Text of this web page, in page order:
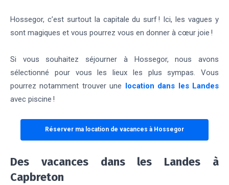
Hossegor, c’est surtout la capitale du surf ! Ici, les vagues y
sont magiques et vous pourrez vous en donner à cœur joie !
Si vous souhaitez séjourner à Hossegor, nous avons
sélectionné pour vous les lieux les plus sympas. Vous
pourrez notamment trouver une location dans les Landes
avec piscine !
Réserver ma location de vacances à Hossegor
Des vacances dans les Landes à
Capbreton